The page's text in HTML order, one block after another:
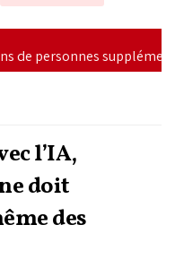
| La Fifa s'excuse
l’IA,
doit
des